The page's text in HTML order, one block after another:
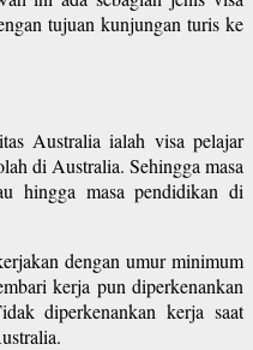
tujuan kunjungan turis ke
Australia ialah visa pelajar
di Australia. Sehingga masa
hingga masa pendidikan di
dengan umur minimum
kerja pun diperkenankan
diperkenankan kerja saat